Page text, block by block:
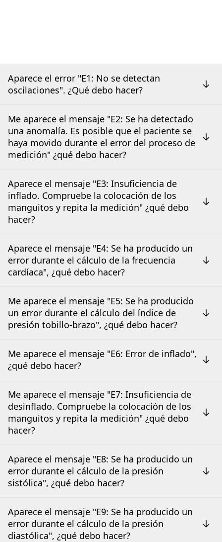
Aparece el error "E1: No se detectan
oscilaciones". ¿Qué debo hacer?
Me aparece el mensaje "E2: Se ha detectado
una anomalía. Es posible que el paciente se
haya movido durante el error del proceso de
medición" ¿qué debo hacer?
Aparece el mensaje "E3: Insuficiencia de
inflado. Compruebe la colocación de los
manguitos y repita la medición" ¿qué debo
hacer?
Aparece el mensaje "E4: Se ha producido un
error durante el cálculo de la frecuencia
cardíaca", ¿qué debo hacer?
Me aparece el mensaje "E5: Se ha producido
un error durante el cálculo del índice de
presión tobillo-brazo", ¿qué debo hacer?
Me aparece el mensaje "E6: Error de inflado",
¿qué debo hacer?
Me aparece el mensaje "E7: Insuficiencia de
desinflado. Compruebe la colocación de los
manguitos y repita la medición" ¿qué debo
hacer?
Aparece el mensaje "E8: Se ha producido un
error durante el cálculo de la presión
sistólica", ¿qué debo hacer?
Aparece el mensaje "E9: Se ha producido un
error durante el cálculo de la presión
diastólica", ¿qué debo hacer?